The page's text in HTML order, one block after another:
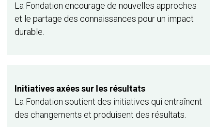
La Fondation encourage de nouvelles approches
et le partage des connaissances pour un impact
durable.
Initiatives axées sur les résultats
La Fondation soutient des initiatives qui entraînent
des changements et produisent des résultats.